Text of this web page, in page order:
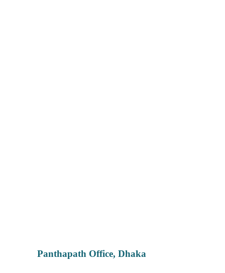
Panthapath Office, Dhaka